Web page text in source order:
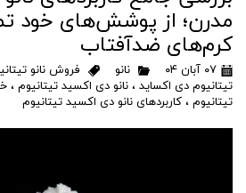
مدرن؛ از پوشش‌های خود
کرم‌های ضدآفتاب
۰۷ آبان ۰۴ نانو فروش نانو
تیتانیوم دی اکساید ، نانو دی اکسید تیتانیوم ،
تیتانیوم ، کاربردهای نانو دی اکسید تیتانیوم